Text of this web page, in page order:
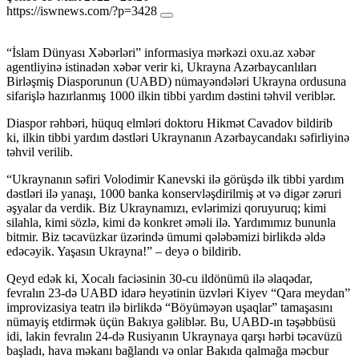
https://iswnews.com/?p=3428
“İslam Dünyası Xəbərləri” informasiya mərkəzi oxu.az xəbər
agentliyinə istinadən xəbər verir ki, Ukrayna Azərbaycanlıları
Birləşmiş Diasporunun (UABD) nümayəndələri Ukrayna ordusuna
sifarişlə hazırlanmış 1000 ilkin tibbi yardım dəstini təhvil veriblər.
Diaspor rəhbəri, hüquq elmləri doktoru Hikmət Cavadov bildirib
ki, ilkin tibbi yardım dəstləri Ukraynanın Azərbaycandakı səfirliyinə
təhvil verilib.
“Ukraynanın səfiri Volodimir Kanevski ilə görüşdə ilk tibbi yardım
dəstləri ilə yanaşı, 1000 banka konservləşdirilmiş ət və digər zəruri
əşyalar da verdik. Biz Ukraynamızı, evlərimizi qoruyuruq; kimi
silahla, kimi sözlə, kimi də konkret əməli ilə. Yardımımız bununla
bitmir. Biz təcavüzkar üzərində ümumi qələbəmizi birlikdə əldə
edəcəyik. Yaşasın Ukrayna!” – deyə o bildirib.
Qeyd edək ki, Xocalı faciəsinin 30-cu ildönümü ilə əlaqədar,
fevralın 23-də UABD idarə heyətinin üzvləri Kiyev “Qara meydan”
improvizasiya teatrı ilə birlikdə “Böyüməyən uşaqlar” tamaşasını
nümayiş etdirmək üçün Bakıya gəliblər. Bu, UABD-ın təşəbbüsü
idi, lakin fevralın 24-də Rusiyanın Ukraynaya qarşı hərbi təcavüzü
başladı, hava məkanı bağlandı və onlar Bakıda qalmağa məcbur